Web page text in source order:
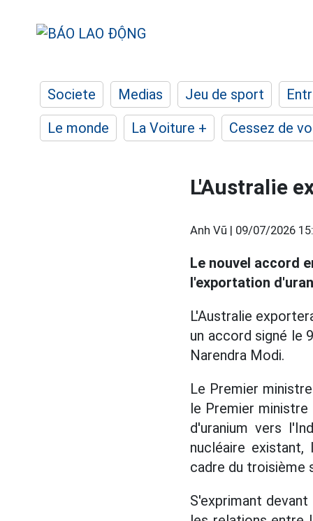
Societe Medias Jeu de sport
Le monde
La Voiture + Cessez de
L'Australie
Anh Vũ | 09/07/2026
Le nouvel accord
l'exportation
L'Australie
un accord signé le
Narendra Modi.
Le Premier
le Premier
d'uranium vers
nucléaire
cadre du troisième
S'exprimant